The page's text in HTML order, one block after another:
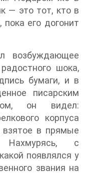
— это тот, кто в
его догонит
возбуждающее
шока,
бумаги, и в
писарским
он видел:
корпуса
взятое в прямые
с
появлялся у
звания на